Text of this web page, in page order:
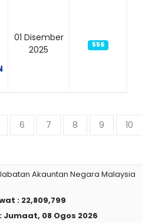
01 Disember
2025
556
6 7 8 9 10
Akauntan Negara Malaysia
: 22,809,799
Jumaat, 08 Ogos 2026